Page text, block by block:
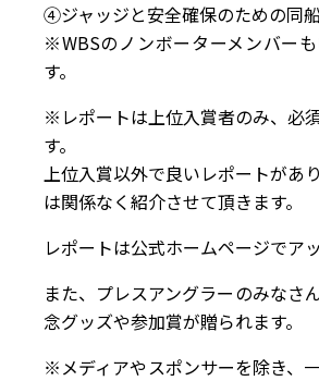
④ジャッジと安全確保のための同船
※WBSのノンボーターメンバー
す。
※レポートは上位入賞者のみ、必
す。
上位入賞以外で良いレポートがあ
は関係なく紹介させて頂きます。
レポートは公式ホームページでア
また、プレスアングラーのみなさ
念グッズや参加賞が贈られます。
※メディアやスポンサーを除き、